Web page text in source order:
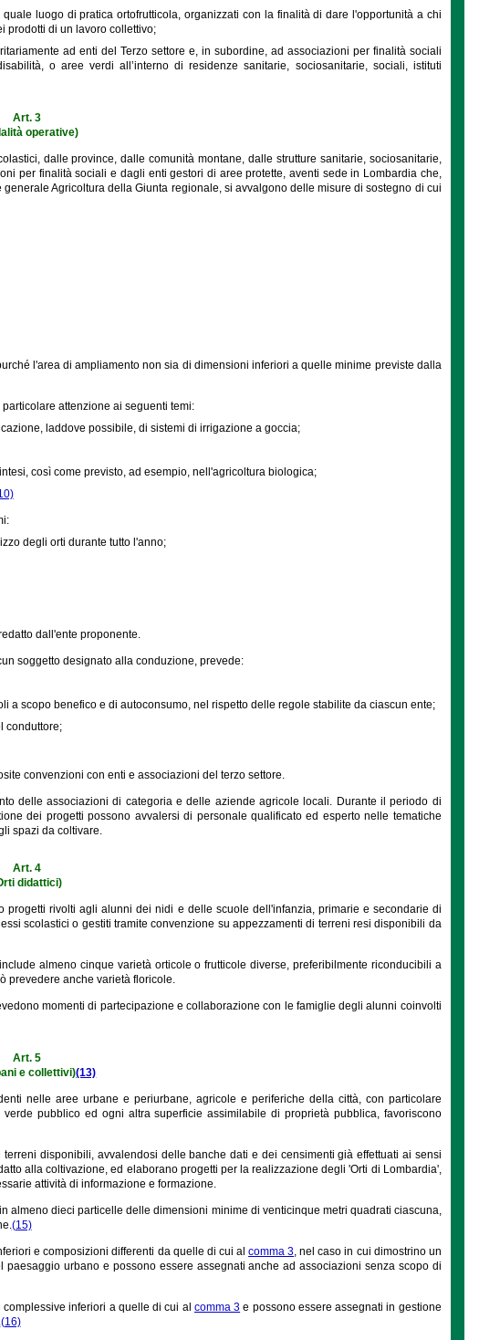
luogo di pratica ortofrutticola, organizzati con la finalità di dare l'opportunità a chi
prodotti di un lavoro collettivo;
ad enti del Terzo settore e, in subordine, ad associazioni per finalità sociali
o aree verdi all’interno di residenze sanitarie, sociosanitarie, sociali, istituti
Art. 3
operative)
dalle province, dalle comunità montane, dalle strutture sanitarie, sociosanitarie,
per finalità sociali e dagli enti gestori di aree protette, aventi sede in Lombardia che,
Agricoltura della Giunta regionale, si avvalgono delle misure di sostegno di cui
l'area di ampliamento non sia di dimensioni inferiori a quelle minime previste dalla
attenzione ai seguenti temi:
laddove possibile, di sistemi di irrigazione a goccia;
così come previsto, ad esempio, nell'agricoltura biologica;
degli orti durante tutto l'anno;
dall'ente proponente.
soggetto designato alla conduzione, prevede:
a scopo benefico e di autoconsumo, nel rispetto delle regole stabilite da ciascun ente;
conduttore;
convenzioni con enti e associazioni del terzo settore.
delle associazioni di categoria e delle aziende agricole locali. Durante il periodo di
dei progetti possono avvalersi di personale qualificato ed esperto nelle tematiche
spazi da coltivare.
Art. 4
didattici)
progetti rivolti agli alunni dei nidi e delle scuole dell'infanzia, primarie e secondarie di
scolastici o gestiti tramite convenzione su appezzamenti di terreni resi disponibili da
almeno cinque varietà orticole o frutticole diverse, preferibilmente riconducibili a
prevedere anche varietà floricole.
momenti di partecipazione e collaborazione con le famiglie degli alunni coinvolti
Art. 5
e collettivi)(13)
nelle aree urbane e periurbane, agricole e periferiche della città, con particolare
pubblico ed ogni altra superficie assimilabile di proprietà pubblica, favoriscono
disponibili, avvalendosi delle banche dati e dei censimenti già effettuati ai sensi
alla coltivazione, ed elaborano progetti per la realizzazione degli 'Orti di Lombardia',
attività di informazione e formazione.
almeno dieci particelle delle dimensioni minime di venticinque metri quadrati ciascuna,
(15)
e composizioni differenti da quelle di cui alcomma 3, nel caso in cui dimostrino un
urbano e possono essere assegnati anche ad associazioni senza scopo di
inferiori a quelle di cui al comma 3 e possono essere assegnati in gestione
(16)